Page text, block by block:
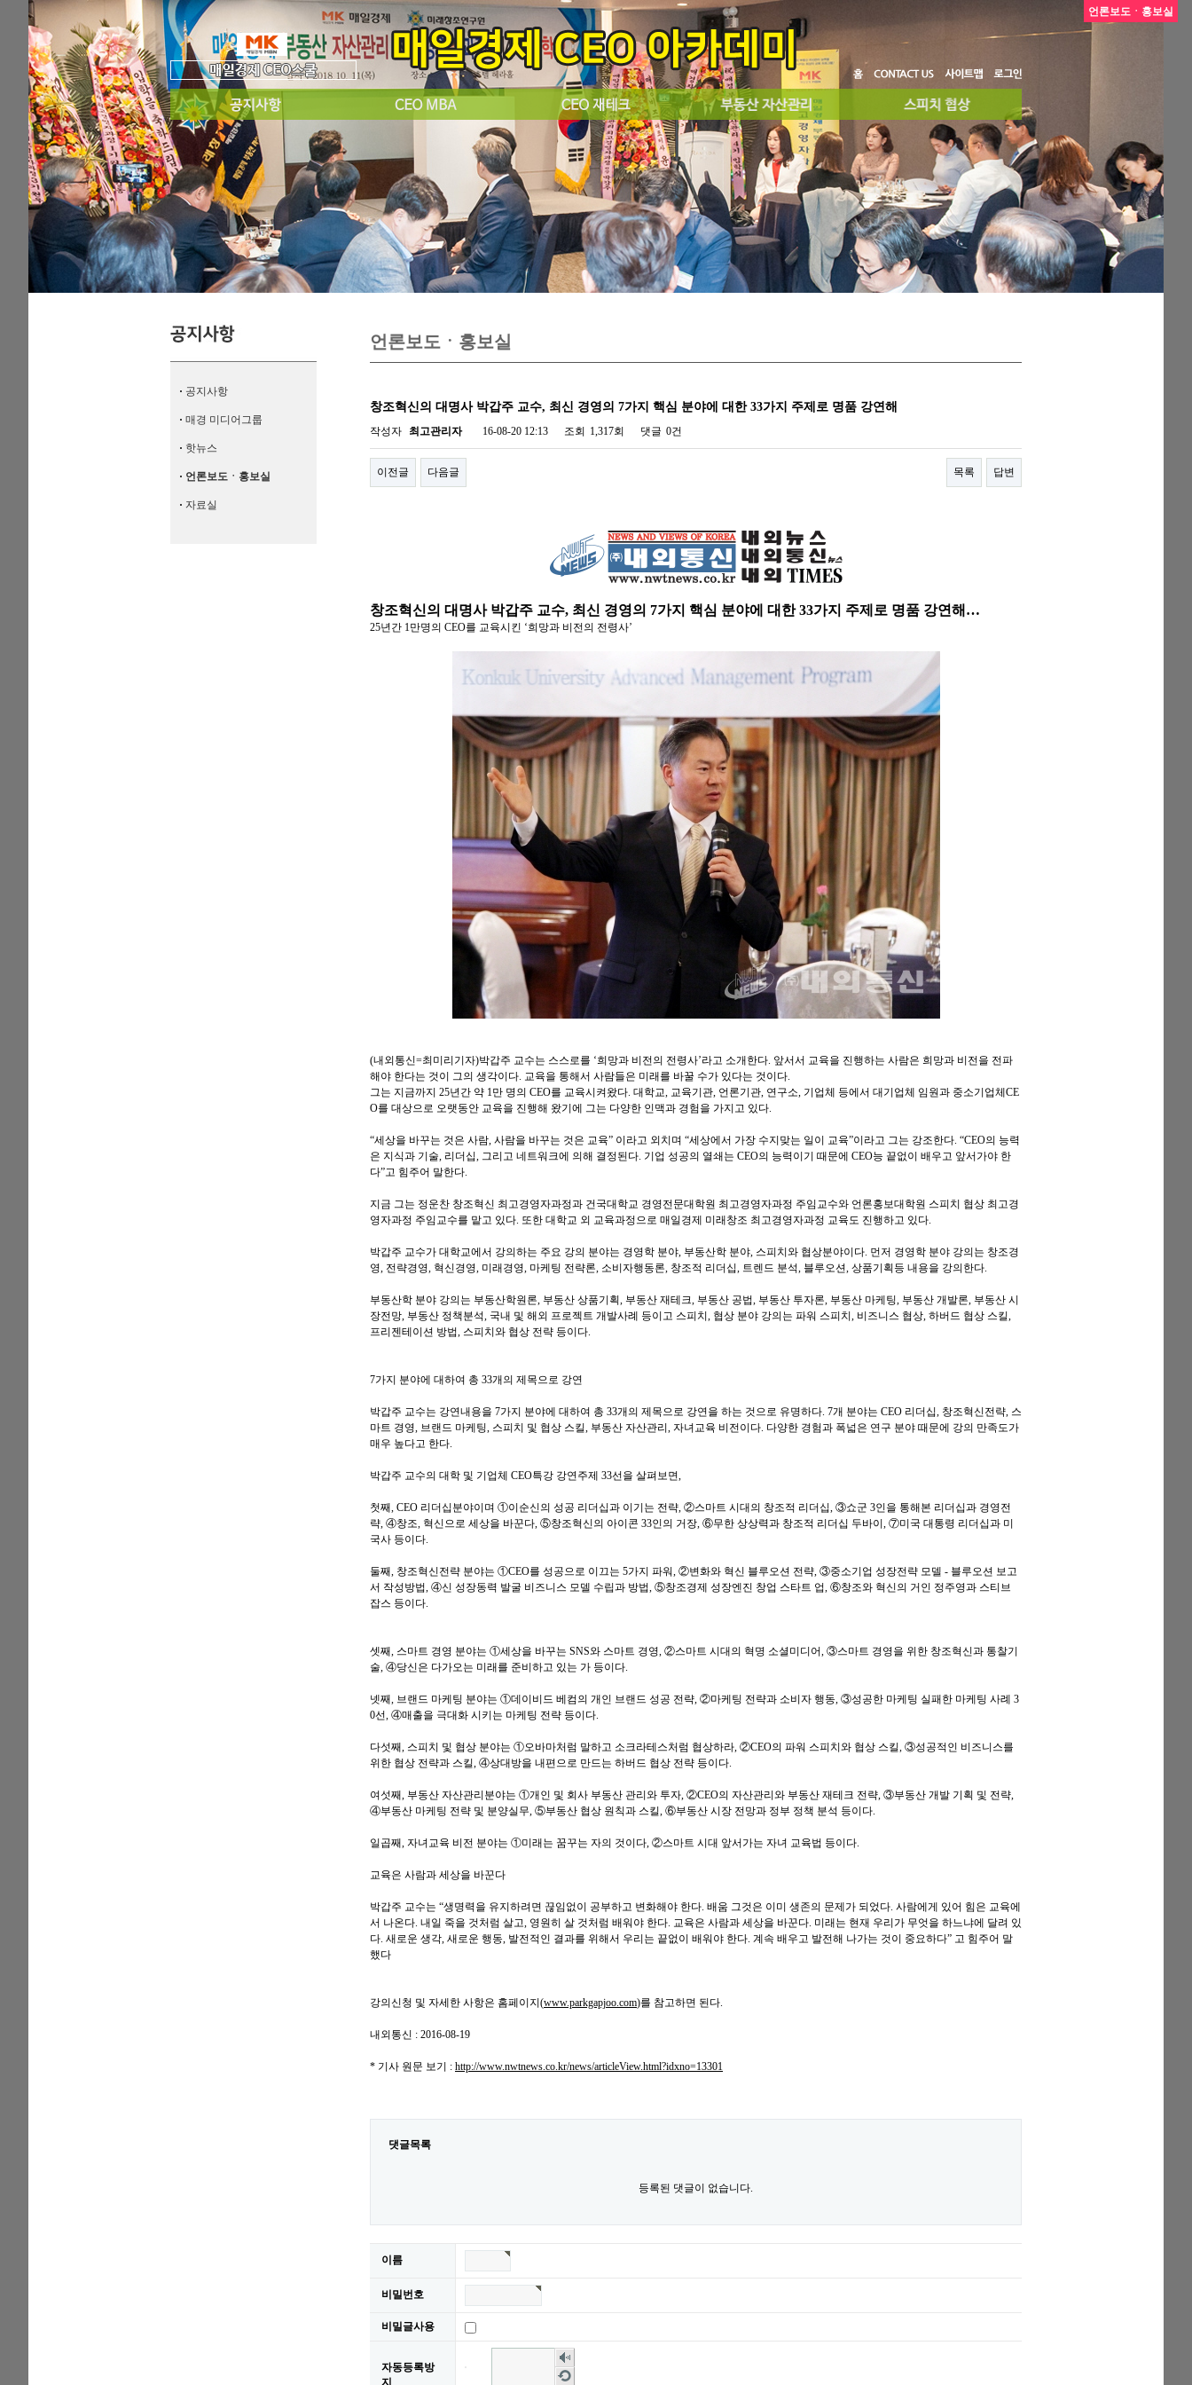
· 공지사항
· 매경 미디어그룹
· 핫뉴스
· 언론보도ㆍ홍보실
· 자료실
언론보도ㆍ홍보실
언론보도ㆍ홍보실
창조혁신의 대명사 박갑주 교수, 최신 경영의 7가지 핵심 분야에 대한 33가지 주제로 명품 강연해
작성자 최고관리자 16-08-20 12:13 조회 1,317회 댓글 0건
이전글 다음글 목록 답변
창조혁신의 대명사 박갑주 교수, 최신 경영의 7가지 핵심 분야에 대한 33가지 주제로 명품 강연해…
25년간 1만명의 CEO를 교육시킨 ‘희망과 비전의 전령사’
(내외통신=최미리기자)박갑주 교수는 스스로를 ‘희망과 비전의 전령사’라고 소개한다. 앞서서 교육을 진행하는 사람은 희망과 비전을 전파
해야 한다는 것이 그의 생각이다. 교육을 통해서 사람들은 미래를 바꿀 수가 있다는 것이다.
그는 지금까지 25년간 약 1만 명의 CEO를 교육시켜왔다. 대학교, 교육기관, 언론기관, 연구소, 기업체 등에서 대기업체 임원과 중소기업체CE
O를 대상으로 오랫동안 교육을 진행해 왔기에 그는 다양한 인맥과 경험을 가지고 있다.
“세상을 바꾸는 것은 사람, 사람을 바꾸는 것은 교육” 이라고 외치며 “세상에서 가장 수지맞는 일이 교육”이라고 그는 강조한다. “CEO의 능력
은 지식과 기술, 리더십, 그리고 네트워크에 의해 결정된다. 기업 성공의 열쇄는 CEO의 능력이기 때문에 CEO능 끝없이 배우고 앞서가야 한
다”고 힘주어 말한다.
지금 그는 정운찬 창조혁신 최고경영자과정과 건국대학교 경영전문대학원 최고경영자과정 주임교수와 언론홍보대학원 스피치 협상 최고경
영자과정 주임교수를 맡고 있다. 또한 대학교 외 교육과정으로 매일경제 미래창조 최고경영자과정 교육도 진행하고 있다.
박갑주 교수가 대학교에서 강의하는 주요 강의 분야는 경영학 분야, 부동산학 분야, 스피치와 협상분야이다. 먼저 경영학 분야 강의는 창조경
영, 전략경영, 혁신경영, 미래경영, 마케팅 전략론, 소비자행동론, 창조적 리더십, 트렌드 분석, 블루오션, 상품기획등 내용을 강의한다.
부동산학 분야 강의는 부동산학원론, 부동산 상품기획, 부동산 재테크, 부동산 공법, 부동산 투자론, 부동산 마케팅, 부동산 개발론, 부동산 시
장전망, 부동산 정책분석, 국내 및 해외 프로젝트 개발사례 등이고 스피치, 협상 분야 강의는 파워 스피치, 비즈니스 협상, 하버드 협상 스킬,
프리젠테이션 방법, 스피치와 협상 전략 등이다.
7가지 분야에 대하여 총 33개의 제목으로 강연
박갑주 교수는 강연내용을 7가지 분야에 대하여 총 33개의 제목으로 강연을 하는 것으로 유명하다. 7개 분야는 CEO 리더십, 창조혁신전략, 스
마트 경영, 브랜드 마케팅, 스피치 및 협상 스킬, 부동산 자산관리, 자녀교육 비전이다. 다양한 경험과 폭넓은 연구 분야 때문에 강의 만족도가
매우 높다고 한다.
박갑주 교수의 대학 및 기업체 CEO특강 강연주제 33선을 살펴보면,
첫째, CEO 리더십분야이며 ①이순신의 성공 리더십과 이기는 전략, ②스마트 시대의 창조적 리더십, ③쇼군 3인을 통해본 리더십과 경영전
략, ④창조, 혁신으로 세상을 바꾼다, ⑤창조혁신의 아이콘 33인의 거장, ⑥무한 상상력과 창조적 리더십 두바이, ⑦미국 대통령 리더십과 미
국사 등이다.
둘째, 창조혁신전략 분야는 ①CEO를 성공으로 이끄는 5가지 파워, ②변화와 혁신 블루오션 전략, ③중소기업 성장전략 모델 - 블루오션 보고
서 작성방법, ④신 성장동력 발굴 비즈니스 모델 수립과 방법, ⑤창조경제 성장엔진 창업 스타트 업, ⑥창조와 혁신의 거인 정주영과 스티브
잡스 등이다.
셋째, 스마트 경영 분야는 ①세상을 바꾸는 SNS와 스마트 경영, ②스마트 시대의 혁명 소셜미디어, ③스마트 경영을 위한 창조혁신과 통찰기
술, ④당신은 다가오는 미래를 준비하고 있는 가 등이다.
넷째, 브랜드 마케팅 분야는 ①데이비드 베컴의 개인 브랜드 성공 전략, ②마케팅 전략과 소비자 행동, ③성공한 마케팅 실패한 마케팅 사례 3
0선, ④매출을 극대화 시키는 마케팅 전략 등이다.
다섯째, 스피치 및 협상 분야는 ①오바마처럼 말하고 소크라테스처럼 협상하라, ②CEO의 파워 스피치와 협상 스킬, ③성공적인 비즈니스를
위한 협상 전략과 스킬, ④상대방을 내편으로 만드는 하버드 협상 전략 등이다.
여섯째, 부동산 자산관리분야는 ①개인 및 회사 부동산 관리와 투자, ②CEO의 자산관리와 부동산 재테크 전략, ③부동산 개발 기획 및 전략,
④부동산 마케팅 전략 및 분양실무, ⑤부동산 협상 원칙과 스킬, ⑥부동산 시장 전망과 정부 정책 분석 등이다.
일곱째, 자녀교육 비전 분야는 ①미래는 꿈꾸는 자의 것이다, ②스마트 시대 앞서가는 자녀 교육법 등이다.
교육은 사람과 세상을 바꾼다
박갑주 교수는 “생명력을 유지하려면 끊임없이 공부하고 변화해야 한다. 배움 그것은 이미 생존의 문제가 되었다. 사람에게 있어 힘은 교육에
서 나온다. 내일 죽을 것처럼 살고, 영원히 살 것처럼 배워야 한다. 교육은 사람과 세상을 바꾼다. 미래는 현재 우리가 무엇을 하느냐에 달려 있
다. 새로운 생각, 새로운 행동, 발전적인 결과를 위해서 우리는 끝없이 배워야 한다. 계속 배우고 발전해 나가는 것이 중요하다” 고 힘주어 말
했다
강의신청 및 자세한 사항은 홈페이지(www.parkgapjoo.com)를 참고하면 된다.
내외통신 : 2016-08-19
* 기사 원문 보기 : http://www.nwtnews.co.kr/news/articleView.html?idxno=13301
댓글목록
등록된 댓글이 없습니다.
이름
비밀번호
비밀글사용
자동등록방
지
숫
자
새